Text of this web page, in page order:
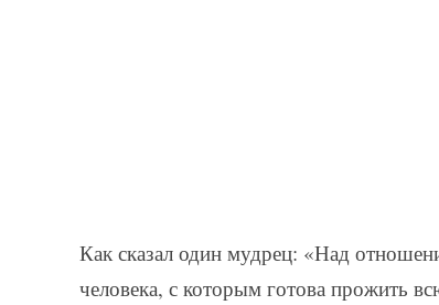
Как сказал один мудрец: «Над
человека, с которым готова прожить